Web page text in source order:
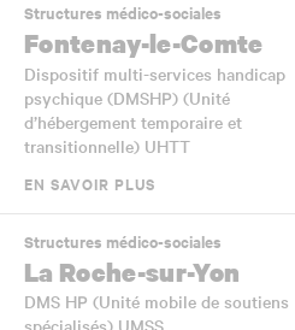
Structures médico-sociales
Fontenay-le-Comte
Dispositif multi-services handicap
psychique (DMSHP) (Unité
d’hébergement temporaire et
transitionnelle) UHTT
EN SAVOIR PLUS
Structures médico-sociales
La Roche-sur-Yon
DMS HP (Unité mobile de soutiens